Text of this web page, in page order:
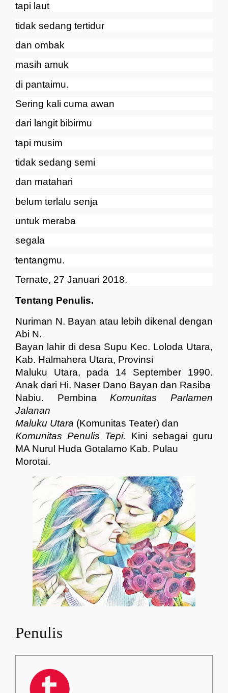
tapi laut
tidak sedang tertidur
dan ombak
masih amuk
di pantaimu.
Sering kali cuma awan
dari langit bibirmu
tapi musim
tidak sedang semi
dan matahari
belum terlalu senja
untuk meraba
segala
tentangmu.
Ternate, 27 Januari 2018.
Tentang Penulis.
Nuriman N. Bayan atau lebih dikenal dengan
Abi N.
Bayan lahir di desa Supu Kec. Loloda Utara,
Kab. Halmahera Utara, Provinsi
Maluku Utara, pada 14 September 1990.
Anak dari Hi. Naser Dano Bayan dan Rasiba
Nabiu. PembinaKomunitas Parlamen
Jalanan
Maluku Utara (Komunitas Teater) dan
Komunitas Penulis Tepi. Kini sebagai guru
MA Nurul Huda Gotalamo Kab. Pulau
Morotai.
Penulis